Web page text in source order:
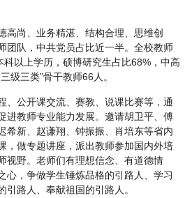
高尚、业务精湛、结构合理、思维创
团队，中共党员占比近一半。全校教师
科以上学历，硕博研究生占比68%，中高
级三类”骨干教师66人。
、公开课交流、赛教、说课比赛等，通
进教师专业能力发展。邀请胡卫平、傅
希新、赵谦翔、钟振振、肖培东等省内
，做专题讲座，派出教师参加国内外培
视野。老师们有理想信念、有道德情
心，争做学生锤炼品格的引路人、学习
路人、奉献祖国的引路人。